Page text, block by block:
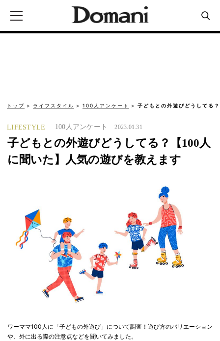
トップ ライフスタイル 100人アンケート 子どもとの外遊びどうしてる
LIFESTYLE 100人アンケート 2023.01.31
子どもとの外遊びどうしてる？【100人
に聞いた】人気の遊びを教えます
ワーママ100人に「子どもの外遊び」について調査！遊び方のバリエーション
や、外に出る際の注意点などを聞いてみました。